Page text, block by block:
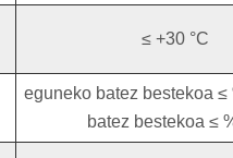
≤ +30 °C
eguneko batez bestekoa ≤
batez bestekoa ≤